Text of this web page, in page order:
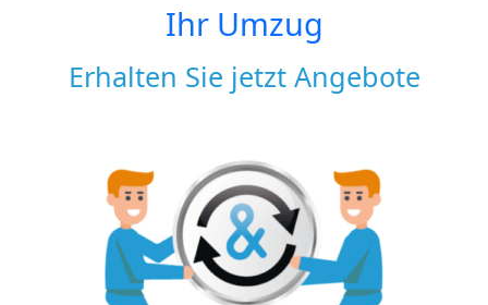
Ihr Umzug
Erhalten Sie jetzt Angebote